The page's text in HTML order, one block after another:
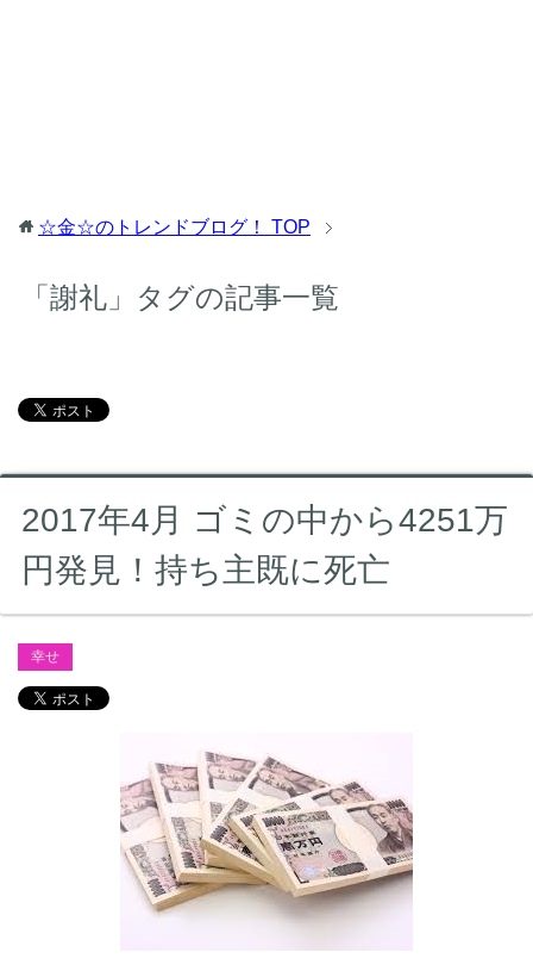
☆金☆のトレンドブログ！ TOP
「謝礼」タグの記事一覧
2017年4月 ゴミの中から4251万
円発見！持ち主既に死亡
幸せ